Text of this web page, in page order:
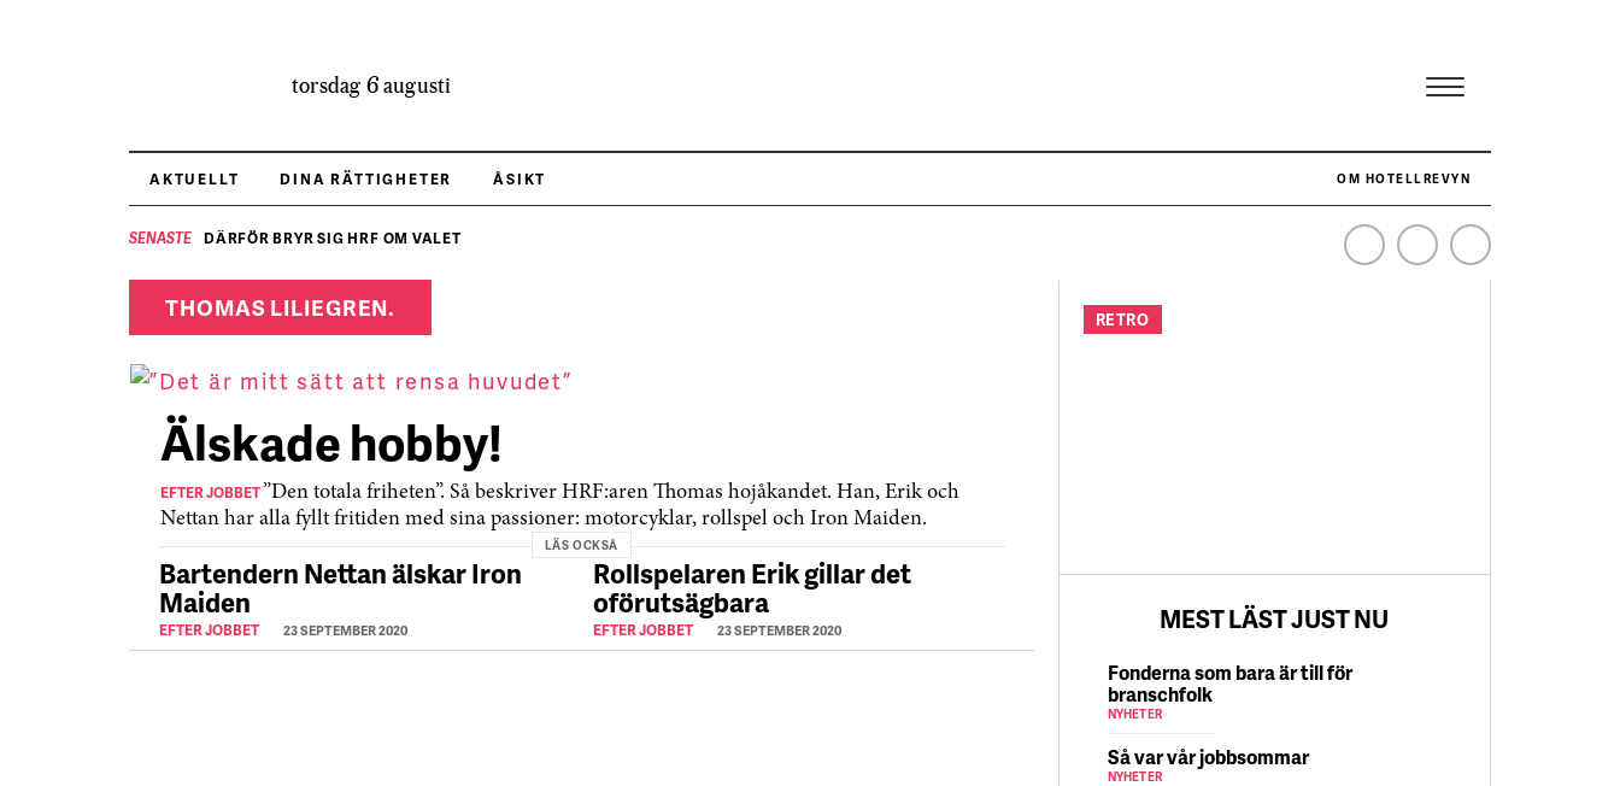
torsdag 6 augusti
AKTUELLT DINA RÄTTIGHETER ÅSIKT OM HOTELLREVYN
SENASTE DÄRFÖR BRYR SIG HRF OM VALET NÄR HOTELLREVYN SLOG SVENSKT REKORD I SIMPELHET
THOMAS LILIEGREN.
Älskade hobby!
EFTER JOBBET”Den totala friheten”. Så beskriver HRF:aren Thomas hojåkandet. Han, Erik och
Nettan har alla fyllt fritiden med sina passioner: motorcyklar, rollspel och Iron Maiden.
LÄS OCKSÅ
Bartendern Nettan älskar Iron
Maiden
EFTER JOBBET 23 SEPTEMBER 2020
Rollspelaren Erik gillar det
oförutsägbara
EFTER JOBBET 23 SEPTEMBER 2020
RETRO
MEST LÄST JUST NU
Fonderna som bara är till för
branschfolk
NYHETER
Så var vår jobbsommar
NYHETER